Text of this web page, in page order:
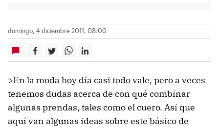
domingo, 4 diciembre 2011, 08:00
>En la moda hoy día casi todo vale, pero a veces
tenemos dudas acerca de con qué combinar
algunas prendas, tales como el cuero. Así que
aquí van algunas ideas sobre este básico de